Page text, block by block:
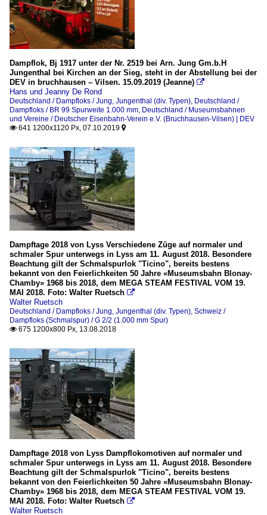
Dampflok, Bj 1917 unter der Nr. 2519 bei Arn. Jung Gm.b.H
Jungenthal bei Kirchen an der Sieg, steht in der Abstellung bei der
DEV in bruchhausen – Vilsen. 15.09.2019 (Jeanne) 
Hans und Jeanny De Rond
Deutschland / Dampfloks / Jung, Jungenthal (div. Typen) Deutschland /
Dampfloks / BR 99 Spurweite 1.000 mm Deutschland / Museumsbahnen
und Vereine / Deutscher Eisenbahn-Verein e.V. (Bruchhausen-Vilsen) | DEV
 641 1200x1120 Px, 07.10.2019 
Dampftage 2018 von Lyss Verschiedene Züge auf normaler und
schmaler Spur unterwegs in Lyss am 11. August 2018. Besondere
Beachtung gilt der Schmalspurlok "Ticino", bereits bestens
bekannt von den Feierlichkeiten 50 Jahre «Museumsbahn Blonay-
Chamby» 1968 bis 2018, dem MEGA STEAM FESTIVAL VOM 19.
MAI 2018. Foto: Walter Ruetsch 
Walter Ruetsch
Deutschland / Dampfloks / Jung, Jungenthal (div. Typen) Schweiz /
Dampfloks (Schmalspur) / G 2/2 (1.000 mm Spur)
 675 1200x800 Px, 13.08.2018
Dampftage 2018 von Lyss Dampflokomotiven auf normaler und
schmaler Spur unterwegs in Lyss am 11. August 2018. Besondere
Beachtung gilt der Schmalspurlok "Ticino", bereits bestens
bekannt von den Feierlichkeiten 50 Jahre «Museumsbahn Blonay-
Chamby» 1968 bis 2018, dem MEGA STEAM FESTIVAL VOM 19.
MAI 2018. Foto: Walter Ruetsch 
Walter Ruetsch